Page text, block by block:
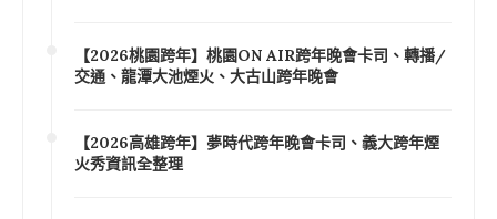
【2026桃園跨年】桃園ON AIR跨年晚會卡司、轉播/
交通、龍潭大池煙火、大古山跨年晚會
【2026高雄跨年】夢時代跨年晚會卡司、義大跨年煙
火秀資訊全整理